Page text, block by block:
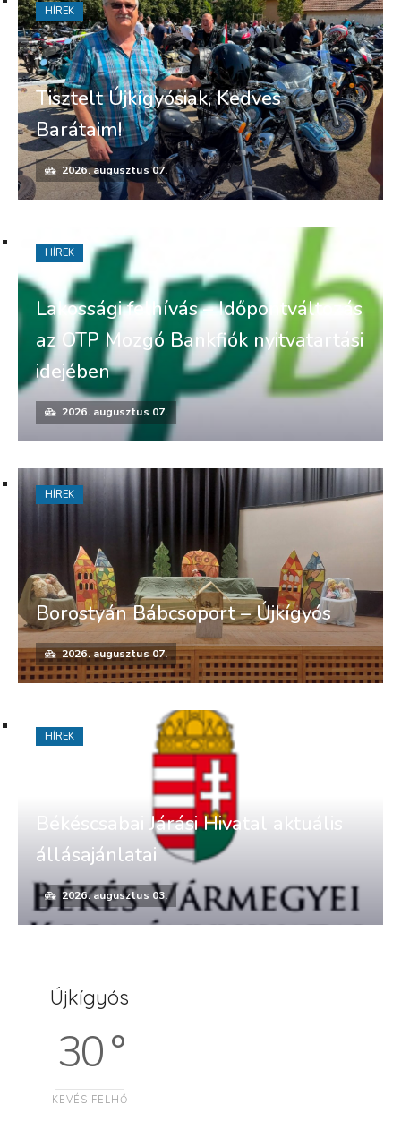
Tisztelt Újkígyósiak, Kedves
Barátaim!
2026. augusztus 07.
HÍREK
Lakossági felhívás – Időpontváltozás
az OTP Mozgó Bankfiók nyitvatartási
idejében
2026. augusztus 07.
HÍREK
Borostyán Bábcsoport – Újkígyós
2026. augusztus 07.
HÍREK
Békéscsabai Járási Hivatal aktuális
állásajánlatai
2026. augusztus 03.
HÍREK
Újkígyós
30 °
KEVÉS FELHŐ